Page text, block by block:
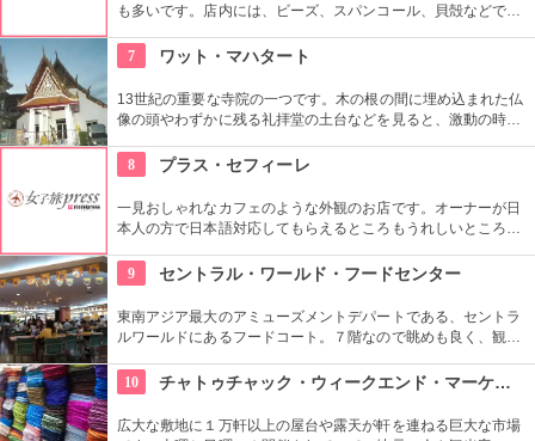
も多いです。店内には、ビーズ、スパンコール、貝殻などでカ
の服や、レザー小物などが並んでいます。ビーズを使ったパー
ティーバッグは人気商品です。
7 ワット・マハタート
13世紀の重要な寺院の一つです。木の根の間に埋め込まれた仏
像の頭やわずかに残る礼拝堂の土台などを見ると、激動の時代
8
プラス・セフィーレ
一見おしゃれなカフェのような外観のお店です。オーナーが日
本人の方で日本語対応してもらえるところもうれしいところで
も人気です。
9 セントラル・ワールド・フードセンター
東南アジア最大のアミューズメントデパートである、セントラ
ルワールドにあるフードコート。７階なので眺めも良く、観光
料理を中心に中華料理やインド料理日本食等々、各種あり。お
値段はタイ料理で40B〜。
10 チャトゥチャック・ウィークエンド・マーケット
広大な敷地に１万軒以上の屋台や露天が軒を連ねる巨大な市場